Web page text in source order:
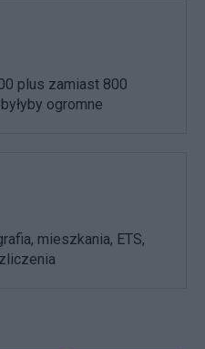
plus zamiast 800
ogromne
mieszkania, ETS,